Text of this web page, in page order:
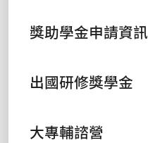
獎助學金申請資訊
出國研修獎學金
大專輔諮營